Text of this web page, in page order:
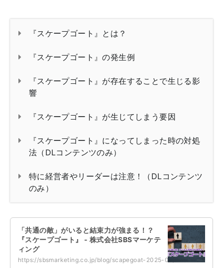
『スケープゴート』とは？
『スケープゴート』の発生例
『スケープゴート』が存在することで生じる影
響
『スケープゴート』が生じてしまう要因
『スケープゴート』になってしまった時の対処
法（DLコンテンツのみ）
特に経営者やリーダーは注意！（DLコンテンツ
のみ）
「共通の敵」がいると結束力が強まる！？
『スケープゴート』 - 株式会社SBSマーケテ
ィング
https://sbsmarketing.co.jp/blog/scapegoat-2025-05/